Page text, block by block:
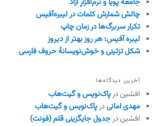
چالش شمارش کلمات در لیبره‌آفیس
تکرار سربرگ‌ها در زمان چاپ
لیبره آفیس؛ هر روز بهتر از دیروز
شکل تزئینی و خوش‌نویسانهٔ حروف فارسی
آخرین دیدگاه‌ها
افشیندرپاک‌نویس و گیت‌هاب
مهدی امانیدرپاک‌نویس و گیت‌هاب
افشیندرجدول جایگزینی قلم (فونت)